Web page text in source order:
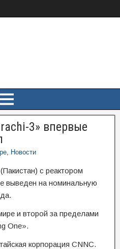
3» впервые
, Новости
с реактором
выведен на номинальную
и второй за пределами
One».
корпорация CNNC.